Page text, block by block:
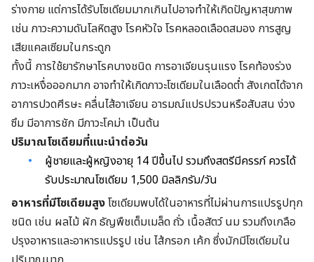
ร่างกาย แต่การได้รับโซเดียมมากเกินไปอาจทำให้เกิดปัญหาสุขภาพ
เช่น ภาวะความดันโลหิตสูง โรคหัวใจ โรคหลอดเลือดสมอง การสูญ
เสียแคลเซียมในกระดูก
ทั้งนี้ การใช้ยารักษาโรคบางชนิด การอาเจียนรุนแรง โรคท้องร่วง
ภาวะเหงื่อออกมาก อาจทำให้เกิดภาวะโซเดียมในเลือดต่ำ สังเกตได้จาก
อาการปวดศีรษะ คลื่นไส้อาเจียน อารมณ์แปรปรวนหรือสับสน ง่วง
ซึม มีอาการชัก มีภาวะโคม่า เป็นต้น
ปริมาณโซเดียมที่แนะนำต่อวัน
ผู้ชายและผู้หญิงอายุ 14 ปีขึ้นไป รวมถึงสตรีมีครรภ์ ควรได้
รับประมาณโซเดียม 1,500 มิลลิกรัม/วัน
อาหารที่มีโซเดียมสูงโซเดียมพบได้ในอาหารที่ไม่ผ่านการแปรรูปทุก
ชนิด เช่น ผลไม้ ผัก ธัญพืชเต็มเมล็ด ถั่ว เนื้อสัตว์ นม รวมถึงเกลือ
ปรุงอาหารและอาหารแปรรูป เช่น ไส้กรอก เค้ก ซึ่งมักมีโซเดียมใน